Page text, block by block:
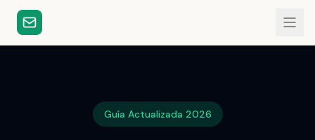
Guía Actualizada 2026